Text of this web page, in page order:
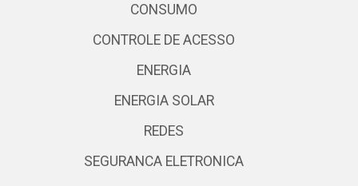
CONSUMO
CONTROLE DE ACESSO
ENERGIA
ENERGIA SOLAR
REDES
SEGURANCA ELETRONICA